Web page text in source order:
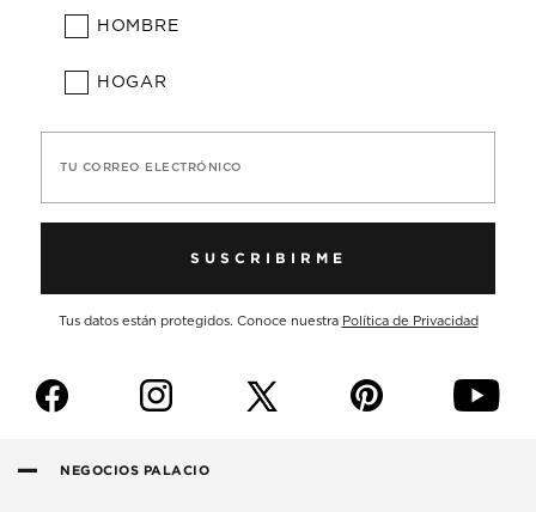
HOMBRE
HOGAR
TU CORREO ELECTRÓNICO
SUSCRIBIRME
Tus datos están protegidos. Conoce nuestra Política de Privacidad
f i p y
NEGOCIOS PALACIO